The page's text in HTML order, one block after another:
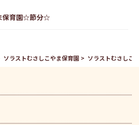
保育園☆節分☆
ソラストむさしこやま保育園 ソラストむさし